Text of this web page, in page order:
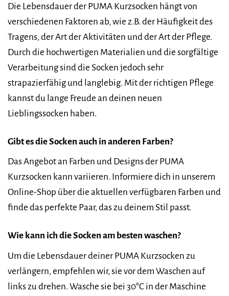
Die Lebensdauer der PUMA Kurzsocken hängt von
verschiedenen Faktoren ab, wie z.B. der Häufigkeit des
Tragens, der Art der Aktivitäten und der Art der Pflege.
Durch die hochwertigen Materialien und die sorgfältige
Verarbeitung sind die Socken jedoch sehr
strapazierfähig und langlebig. Mit der richtigen Pflege
kannst du lange Freude an deinen neuen
Lieblingssocken haben.
Gibt es die Socken auch in anderen Farben?
Das Angebot an Farben und Designs der PUMA
Kurzsocken kann variieren. Informiere dich in unserem
Online-Shop über die aktuellen verfügbaren Farben und
finde das perfekte Paar, das zu deinem Stil passt.
Wie kann ich die Socken am besten waschen?
Um die Lebensdauer deiner PUMA Kurzsocken zu
verlängern, empfehlen wir, sie vor dem Waschen auf
links zu drehen. Wasche sie bei 30°C in der Maschine